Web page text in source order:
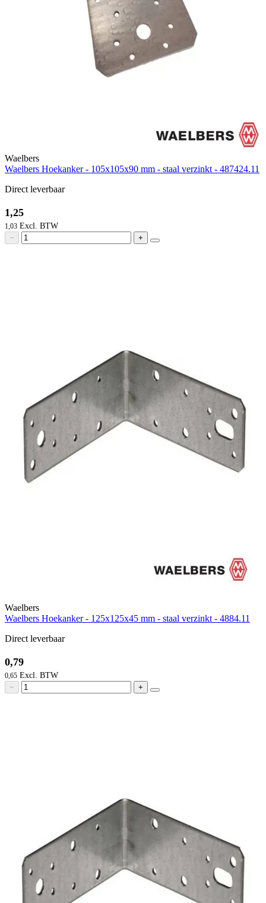
Waelbers
Waelbers Hoekanker - 105x105x90 mm - staal verzinkt - 487424.11
Direct leverbaar
1,25
1,03
− +
Waelbers
Waelbers Hoekanker - 125x125x45 mm - staal verzinkt - 4884.11
Direct leverbaar
0,79
0,65
− +